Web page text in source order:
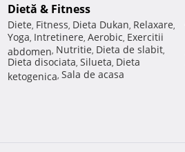
Dietă & Fitness
Diete, Fitness, Dieta Dukan, Relaxare,
Yoga, Intretinere, Aerobic, Exercitii
abdomen, Nutritie, Dieta de slabit,
Dieta disociata, Silueta, Dieta
ketogenica, Sala de acasa